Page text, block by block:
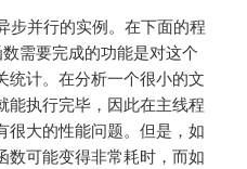
步并行的实例。在下面的程
需要完成的功能是对这个
统计。在分析一个很小的文
能执行完毕，因此在主线程
很大的性能问题。但是，如
数可能变得非常耗时，而如